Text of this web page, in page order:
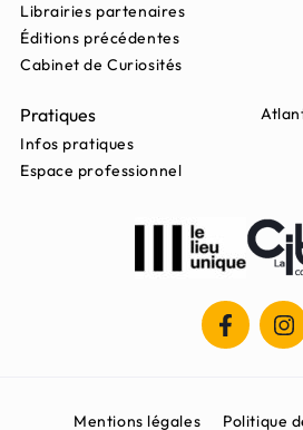
Librairies partenaires
Éditions précédentes
Cabinet de Curiosités
Pratiques
Infos pratiques
Espace professionnel
Mentions légales Politique